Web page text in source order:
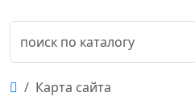
Карта сайта